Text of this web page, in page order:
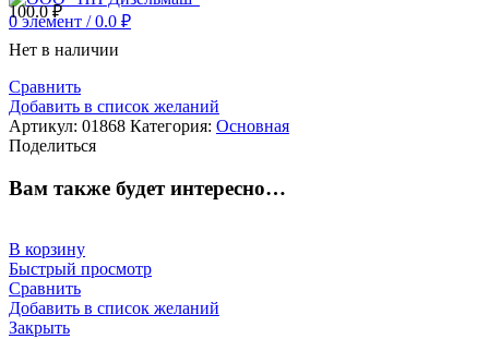
0элемент / 0.0 ₽
100.0₽
Нет в наличии
Сравнить
Добавить в список желаний
Артикул: 01868 Категория: Основная
Поделиться
Вам также будет интересно…
В корзину
Быстрый просмотр
Сравнить
Добавить в список желаний
Закрыть